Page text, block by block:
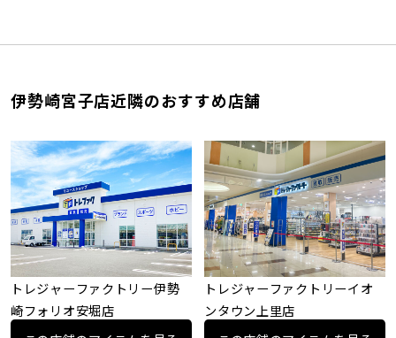
伊勢崎宮子店近隣のおすすめ店舗
トレジャーファクトリー伊勢
崎フォリオ安堀店
トレジャーファクトリーイオ
ンタウン上里店